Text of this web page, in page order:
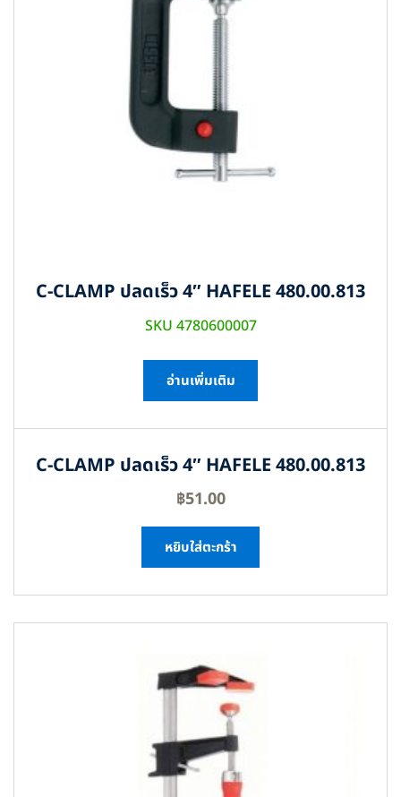
C-CLAMP ปลดเร็ว 4″ HAFELE 480.00.813
SKU 4780600007
อ่านเพิ่มเติม
C-CLAMP ปลดเร็ว 4″ HAFELE 480.00.813
฿51.00
หยิบใส่ตะกร้า